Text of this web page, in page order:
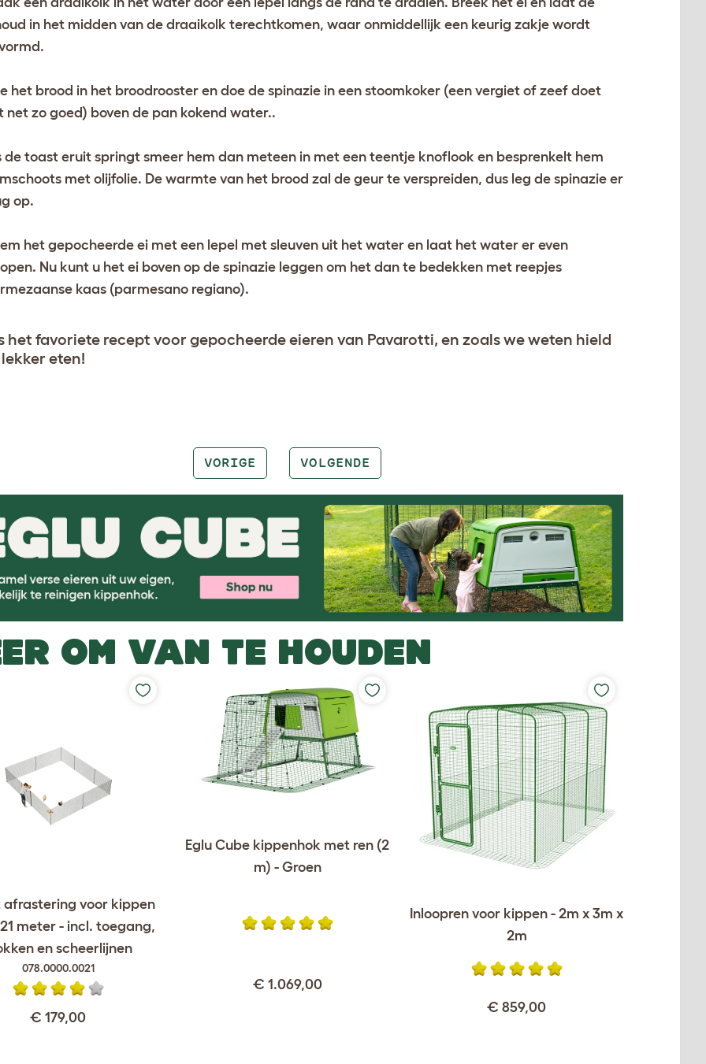
in het midden van de draaikolk terechtkomen, waar onmiddellijk een keurig zakje wordt
het brood in het broodrooster en doe de spinazie in een stoomkoker (een vergiet of zeef doet
net zo goed) boven de pan kokend water..
de toast eruit springt smeer hem dan meteen in met een teentje knoflook en besprenkelt hem
met olijfolie. De warmte van het brood zal de geur te verspreiden, dus leg de spinazie er
op.
het gepocheerde ei met een lepel met sleuven uit het water en laat het water er even
Nu kunt u het ei boven op de spinazie leggen om het dan te bedekken met reepjes
kaas (parmesano regiano).
het favoriete recept voor gepocheerde eieren van Pavarotti, en zoals we weten hield
eten!
VORIGE VOLGENDE
OM VAN TE HOUDEN
afrastering voor kippen
meter - incl. toegang,
en scheerlijnen
078.0000.0021
€ 179,00
Eglu Cube kippenhok met ren (2
m) - Groen
€ 1.069,00
Inloopren voor kippen - 2m x 3m x
2m
€ 859,00